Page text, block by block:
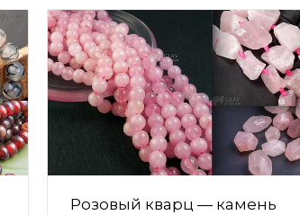
Розовый кварц — камень